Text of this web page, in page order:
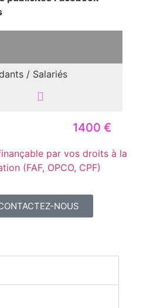
/ Salariés
1400 €
par vos droits à la
(FAF, OPCO, CPF)
NOUS